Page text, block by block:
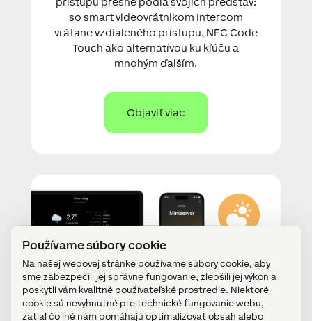
Používame súbory cookie
Na našej webovej stránke používame súbory cookie, aby
sme zabezpečili jej správne fungovanie, zlepšili jej výkon a
poskytli vám kvalitné používateľské prostredie. Niektoré
cookie sú nevyhnutné pre technické fungovanie webu,
zatiaľ čo iné nám pomáhajú optimalizovať obsah alebo
so smart videovrátnikom Intercom
vrátane vzdialeného prístupu, NFC Code
Touch ako alternatívou ku kľúču a
mnohým ďalším.
Objaviť viac